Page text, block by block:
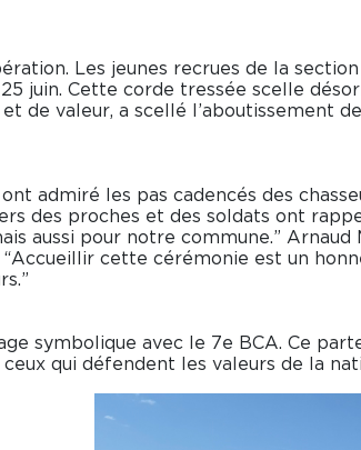
Les jeunes recrues de la
juin. Cette corde tressée scelle
de valeur, a scellé l’aboutissement
admiré les pas cadencés des
des proches et des soldats ont
aussi pour notre commune.” Arnaud
cette cérémonie est un
symbolique avec le 7e BCA. Ce
qui défendent les valeurs de la